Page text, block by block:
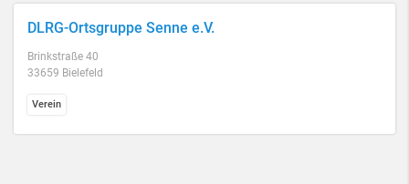
DLRG-Ortsgruppe Senne e.V.
Brinkstraße 40
33659 Bielefeld
Verein